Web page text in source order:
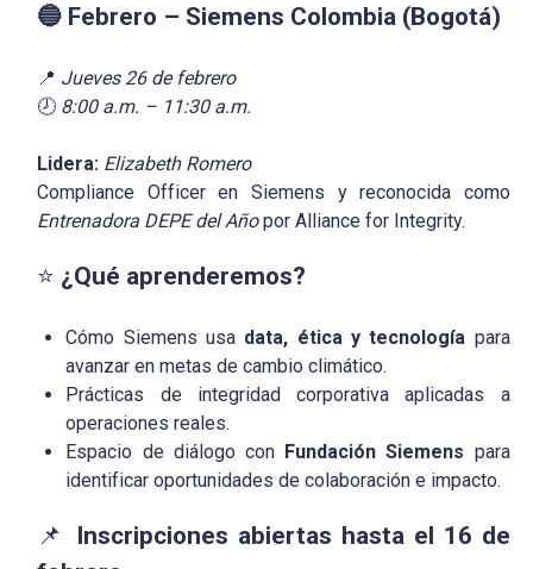
🔵 Febrero – Siemens Colombia (Bogotá)
📍 Jueves 26 de febrero
🕗 8:00 a.m. – 11:30 a.m.
Lidera: Elizabeth Romero
Compliance Officer en Siemens y reconocida como
Entrenadora DEPE del Añopor Alliance for Integrity.
⭐ ¿Qué aprenderemos?
Cómo Siemens usa data, ética y tecnología para
avanzar en metas de cambio climático.
Prácticas de integridad corporativa aplicadas a
operaciones reales.
Espacio de diálogo con Fundación Siemens para
identificar oportunidades de colaboración e impacto.
📌
Inscripciones abiertas hasta el 16 de